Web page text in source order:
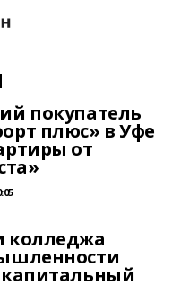
покупатель
плюс» в Уфе
от
колледжа